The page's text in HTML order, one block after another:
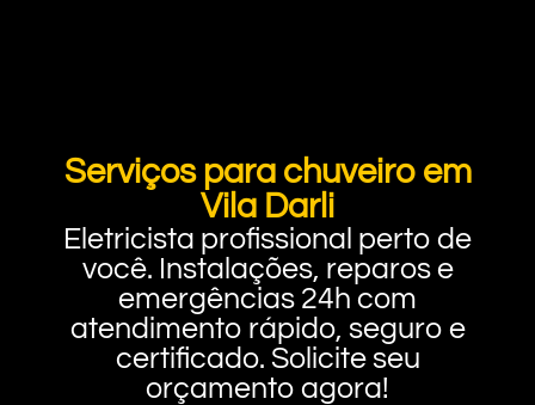
Serviços para chuveiro em
Vila Darli
Eletricista profissional perto de
você. Instalações, reparos e
emergências 24h com
atendimento rápido, seguro e
certificado. Solicite seu
orçamento agora!